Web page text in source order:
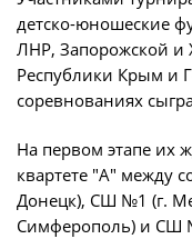
Кубок
футболу
Отдел
Комитеты
детско-юношеские
ЛНР, Запорожской и
Республики Крым и
соревнованиях
На первом этапе их
квартете "А" между
Донецк), СШ №1 (г.
Симферополь) и СШ